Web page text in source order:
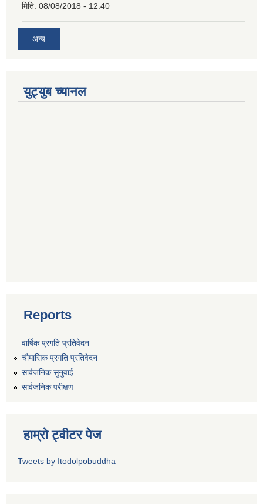
मिति: 08/08/2018 - 12:40
अन्य
युट्युब च्यानल
Reports
वार्षिक प्रगति प्रतिवेदन
चौमासिक प्रगति प्रतिवेदन
सार्वजनिक सुनुवाई
सार्वजनिक परीक्षण
हाम्रो ट्वीटर पेज
Tweets by Itodolpobuddha